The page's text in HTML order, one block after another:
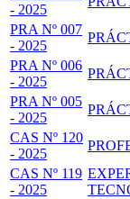
- 2025
PRA Nº 007
- 2025
PRA Nº 006
- 2025
PRA Nº 005
- 2025
CAS Nº 120
- 2025
CAS Nº 119
- 2025